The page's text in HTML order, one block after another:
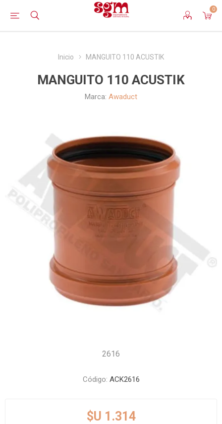
0
Inicio MANGUITO 110 ACUSTIK
MANGUITO 110 ACUSTIK
Marca: Awaduct
2616
Código: ACK2616
$U 1.314